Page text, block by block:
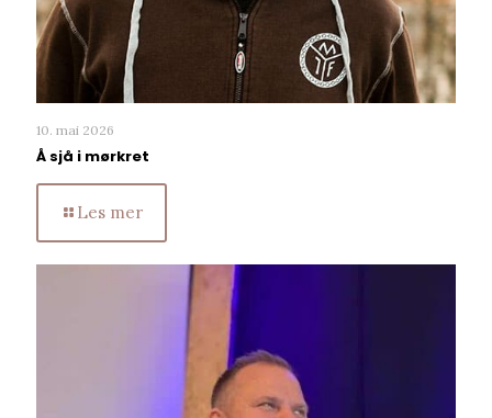
10. mai 2026
Å sjå i mørkret
Les mer